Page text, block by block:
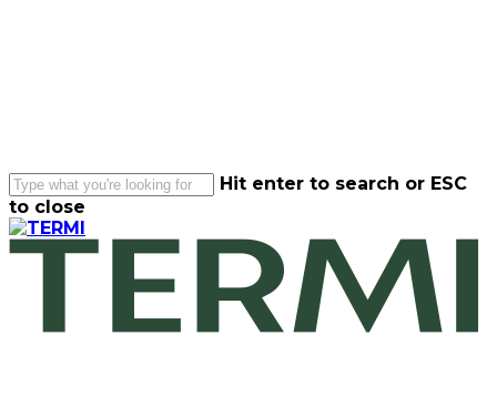
Hit enter to search or ESC
to close
Close
Search
Menu